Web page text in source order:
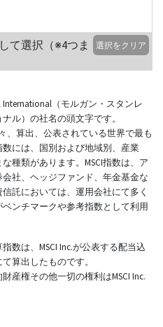
て選択（※4つま
選択をクリア
International（モルガン・スタンレ
ル）の社名の頭文字です。
、算出、公表されている世界で最も
には、国別および地域別、産業
種類があります。MSCI指数は、ア
社、ヘッジファンド、年金基金な
託においては、運用会社にて多く
ンチマークや参考指数として利用
数は、MSCI Inc.が公表する配当込
算出したものです。
産権その他一切の権利はMSCI Inc.